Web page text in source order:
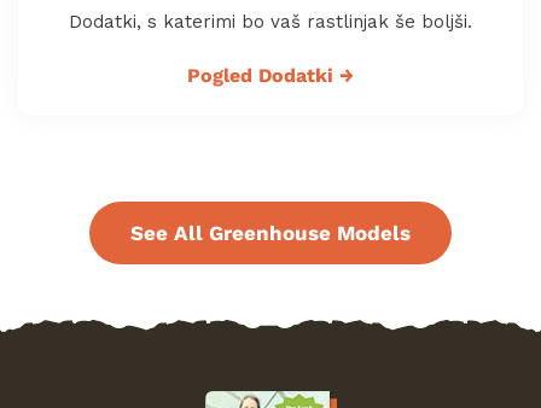
Dodatki, s katerimi bo vaš rastlinjak še boljši.
Pogled Dodatki →
See All Greenhouse Models